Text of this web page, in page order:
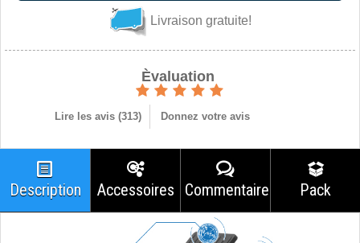
Livraison gratuite!
Èvaluation
Lire les avis (313) Donnez votre avis
Description Accessoires Commentaires Pack